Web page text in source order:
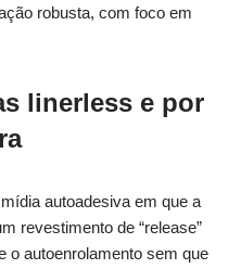
robusta, com foco em
linerless e por
autoadesiva em que a
revestimento de “release”
o autoenrolamento sem que